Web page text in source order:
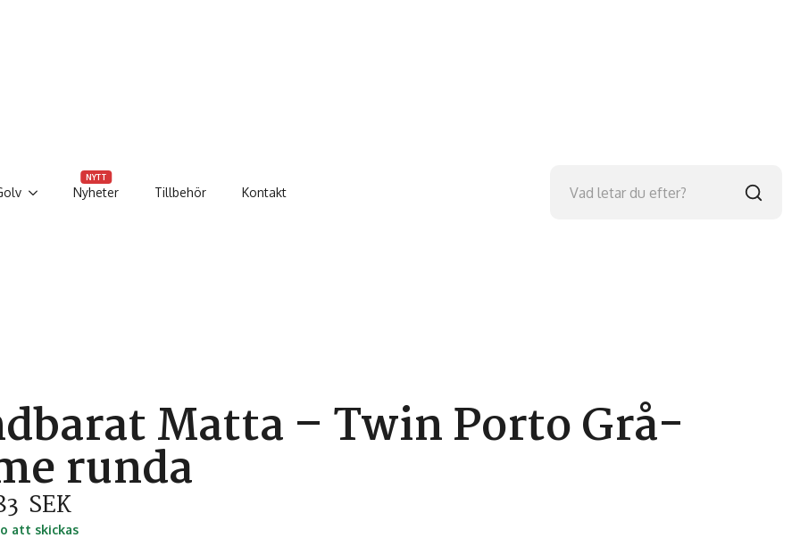
Nyheter
NYTT
Tillbehör Kontakt
Matta – Twin Porto Grå-
runda
SEK
att skickas